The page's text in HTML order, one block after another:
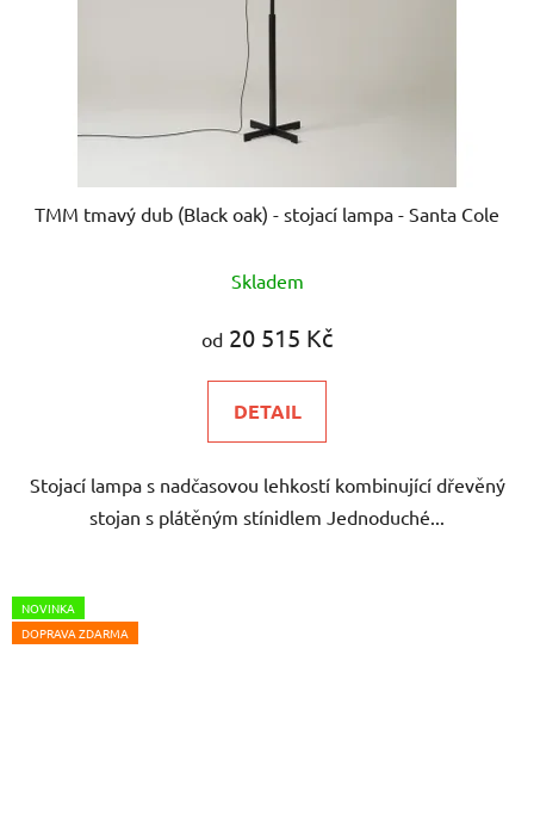
TMM tmavý dub (Black oak) - stojací lampa - Santa Cole
Skladem
od 20 515 Kč
DETAIL
Stojací lampa s nadčasovou lehkostí kombinující dřevěný
stojan s plátěným stínidlem Jednoduché...
NOVINKA
DOPRAVA ZDARMA